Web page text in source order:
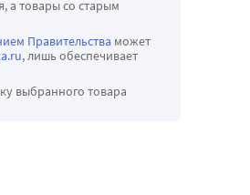
а товары со старым
Правительства может
, лишь обеспечивает
выбранного товара